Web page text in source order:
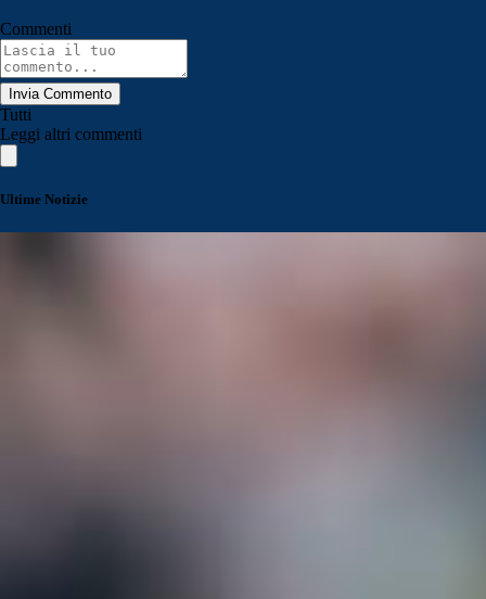
Commenti
Invia Commento
Tutti
Leggi altri commenti
Ultime Notizie